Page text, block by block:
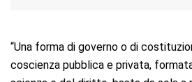
“Una forma di governo o di
coscienza pubblica e privata,